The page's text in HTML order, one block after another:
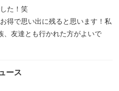
た！笑
得で思い出に残ると思います！私
、友達とも行かれた方がよいで
ース